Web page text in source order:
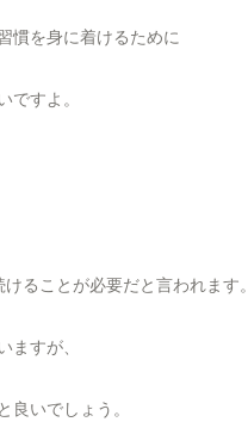
慣を身に着けるために
ですよ。
ることが必要だと言われます。
ますが、
良いでしょう。